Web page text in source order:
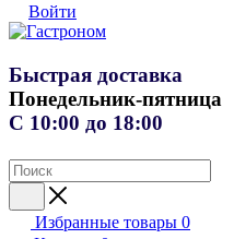
Войти
Быстрая доставка
Понедельник-пятница
С 10:00 до 18:00
Избранные товары 0